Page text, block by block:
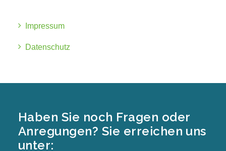
Impressum
Datenschutz
Haben Sie noch Fragen oder
Anregungen? Sie erreichen uns
unter: